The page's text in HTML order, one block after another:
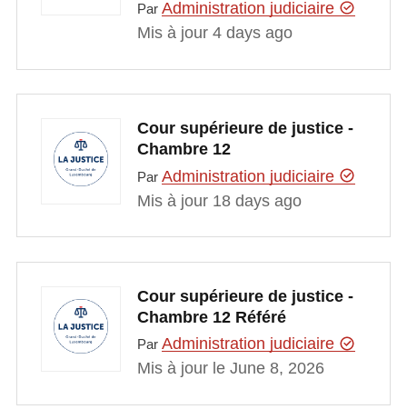
Par Administration judiciaire
Mis à jour 4 days ago
Cour supérieure de justice -
Chambre 12
Par Administration judiciaire
Mis à jour 18 days ago
Cour supérieure de justice -
Chambre 12 Référé
Par Administration judiciaire
Mis à jour le June 8, 2026